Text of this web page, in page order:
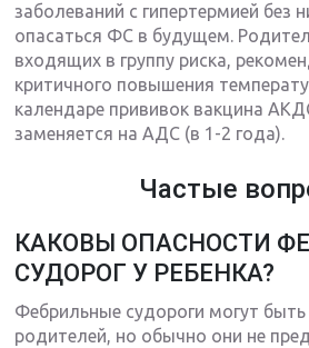
заболеваний с гипертермией без
опасаться ФС в будущем.
входящих в группу риска,
критичного повышения
календаре прививок вакцина
заменяется на АДС (в 1-2 года).
Частые
КАКОВЫ ОПАСНОСТИ
СУДОРОГ У РЕБЕНКА?
Фебрильные судороги могут
родителей, но обычно они не